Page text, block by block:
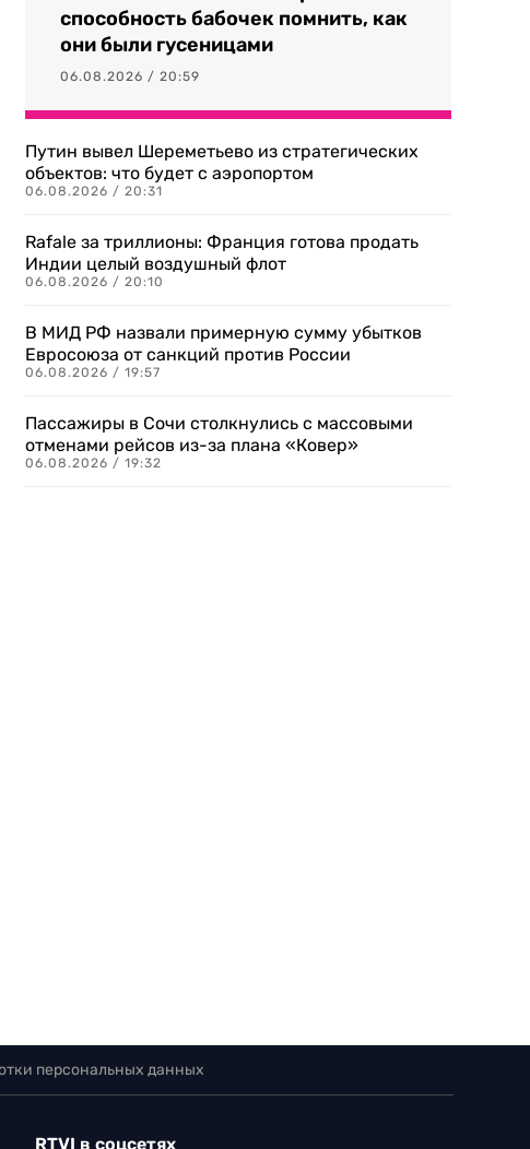
способность бабочек помнить, как
они были гусеницами
06.08.2026 / 20:59
Путин вывел Шереметьево из стратегических
объектов: что будет с аэропортом
06.08.2026 / 20:31
Rafale за триллионы: Франция готова продать
Индии целый воздушный флот
06.08.2026 / 20:10
В МИД РФ назвали примерную сумму убытков
Евросоюза от санкций против России
06.08.2026 / 19:57
Пассажиры в Сочи столкнулись с массовыми
отменами рейсов из-за плана «Ковер»
06.08.2026 / 19:32
персональных данных
RTVI в соцсетях